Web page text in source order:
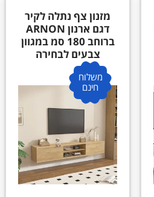
מזנון צף נתלה לקיר
דגם ארנון ARNON
ברוחב 180 סמ במגוון
צבעים לבחירה
משלוח
חינם